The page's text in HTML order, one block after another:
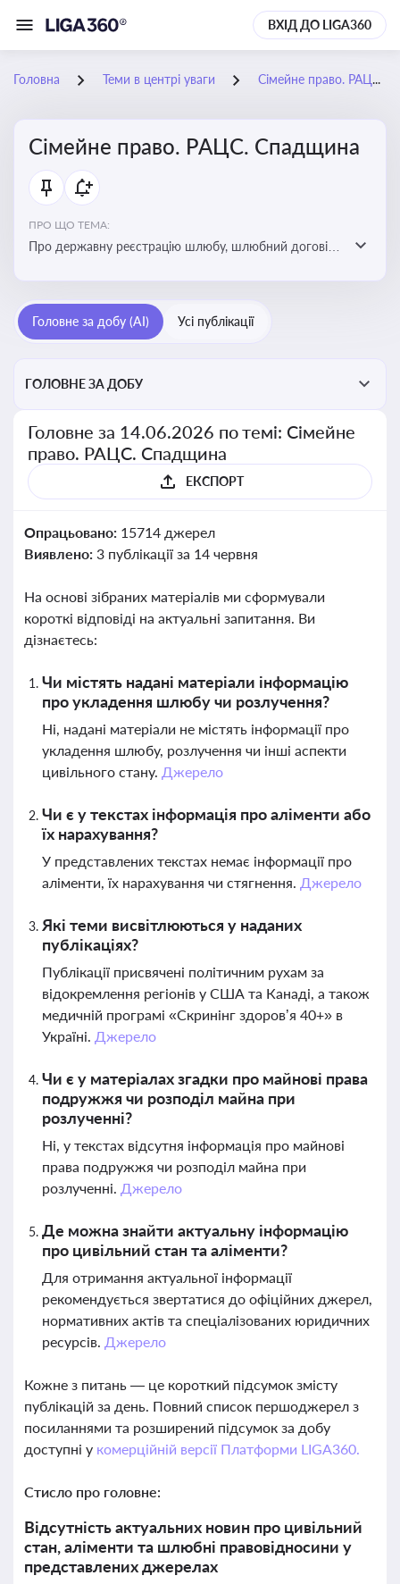
ВХІД ДО LIGA360
Головна Теми в центрі уваги Сімейне право. РАЦС. Спадщина
Сімейне право. РАЦС. Спадщина
ПРО ЩО ТЕМА:
Про державну реєстрацію шлюбу, шлюбний договір,
прийомну сім’ю, визнання недієздатності,
позбавлення батьківських прав, виховання дитини,
Головне за добу (AI) Усі публікації
ГОЛОВНЕ ЗА ДОБУ
Головне за 14.06.2026 по темі: Сімейне
право. РАЦС. Спадщина
ЕКСПОРТ
Опрацьовано: 15714 джерел
Виявлено: 3 публікації за 14 червня
На основі зібраних матеріалів ми сформували
короткі відповіді на актуальні запитання. Ви
дізнаєтесь:
Чи містять надані матеріали інформацію
про укладення шлюбу чи розлучення?
Ні, надані матеріали не містять інформації про
укладення шлюбу, розлучення чи інші аспекти
цивільного стану. Джерело
Чи є у текстах інформація про аліменти або
їх нарахування?
У представлених текстах немає інформації про
аліменти, їх нарахування чи стягнення. Джерело
Які теми висвітлюються у наданих
публікаціях?
Публікації присвячені політичним рухам за
відокремлення регіонів у США та Канаді, а також
медичній програмі «Скринінг здоров’я 40+» в
Україні. Джерело
Чи є у матеріалах згадки про майнові права
подружжя чи розподіл майна при
розлученні?
Ні, у текстах відсутня інформація про майнові
права подружжя чи розподіл майна при
розлученні. Джерело
Де можна знайти актуальну інформацію
про цивільний стан та аліменти?
Для отримання актуальної інформації
рекомендується звертатися до офіційних джерел,
нормативних актів та спеціалізованих юридичних
ресурсів. Джерело
Кожне з питань — це короткий підсумок змісту
публікацій за день. Повний список першоджерел з
посиланнями та розширений підсумок за добу
доступні у комерційній версії Платформи LIGA360.
Стисло про головне:
Відсутність актуальних новин про цивільний
стан, аліменти та шлюбні правовідносини у
представлених джерелах